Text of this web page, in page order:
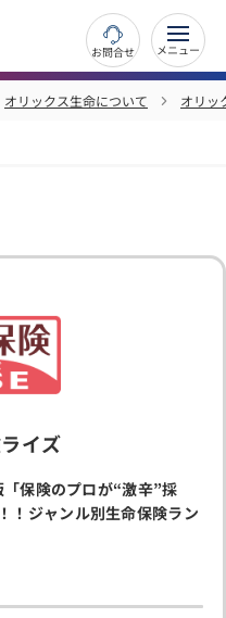
お問合せ
オリックス生命について オリッ
イズ
「保険のプロが“激辛”採
！ジャンル別生命保険ラン